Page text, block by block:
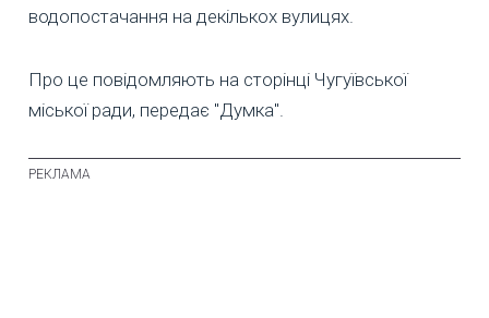
водопостачання на декількох вулицях.
Про це повідомляють на сторінці Чугуївської
міської ради, передає "Думка".